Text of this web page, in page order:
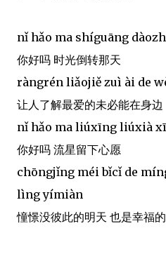
nǐ hǎo ma shíguāng
你好吗 时光倒转那天
ràngrén liǎojiě zuì ài de
让人了解最爱的未必能在身边
nǐ hǎo ma liúxīng liúxià
你好吗 流星留下心愿
chōngjǐng méi bǐcǐ de
lìng yímiàn
憧憬没彼此的明天 也是幸福